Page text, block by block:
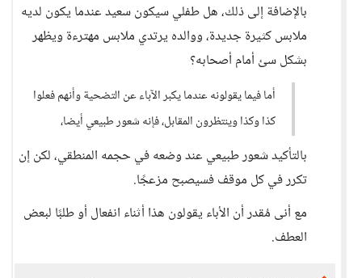
بالإضافة إلى ذلك، هل طفلي سيكون سعيد عندما يكون لديه
ملابس كثيرة جديدة، ووالده يرتدي ملابس مهترءة ويظهر
بشكل سئ أمام أصحابه؟
أما فيما يقولونه عندما يكبر الآباء عن التضحية وأنهم فعلوا
كذا وكذا وينتظرون المقابل، فإنه شعور طبيعي أيضا،
بالتأكيد شعور طبيعي عند وضعه في حجمه المنطقي، لكن إن
تكرر في كل موقف فسيصبح مزعجًا.
مع أنى مُقدر أن الأباء يقولون هذا أثناء انفعال أو طلبًا لبعض
العطف.